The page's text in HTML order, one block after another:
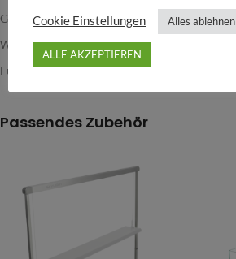
Gleichmäßige Flächenausleuchtung
WLAN-Steuerung per App
Für anspruchsvolle Aquascapes
Passendes Zubehör
Cookie Einstellungen Alles ablehnen
ALLE AKZEPTIEREN